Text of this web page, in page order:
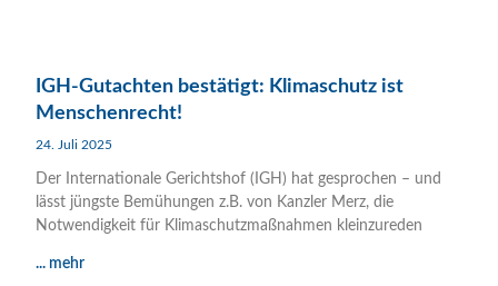
IGH-Gutachten bestätigt: Klimaschutz ist
Menschenrecht!
24. Juli 2025
Der Internationale Gerichtshof (IGH) hat gesprochen – und
lässt jüngste Bemühungen z.B. von Kanzler Merz, die
Notwendigkeit für Klimaschutzmaßnahmen kleinzureden
... mehr